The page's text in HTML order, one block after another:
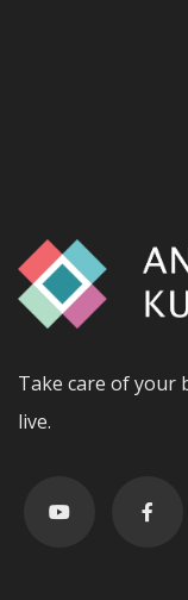
Take care of your
live.